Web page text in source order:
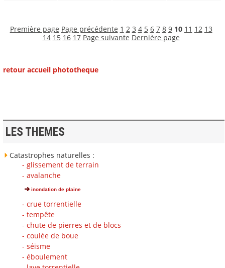
Première page Page précédente 1 2 3 4 5 6 7 8 9 10 11 12 13
14 15 16 17 Page suivante Dernière page
retour accueil phototheque
LES THEMES
Catastrophes naturelles :
- glissement de terrain
- avalanche
inondation de plaine
- crue torrentielle
- tempête
- chute de pierres et de blocs
- coulée de boue
- séisme
- éboulement